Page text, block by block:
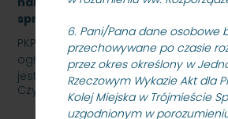
6. Pani/Pana dane osobowe
przechowywane po czasie
przez okres określony w
Rzeczowym Wykazie Akt dla
Kolej Miejska w Trójmieście
uzgodnionym w
sprawy: SKMMU.086.57.22
PKP SZYBKA KOLEJ MIEJSKA W
ogłasza przetarg nieograniczony,
jest „sukcesywna dostawa do
Czytaj dalej